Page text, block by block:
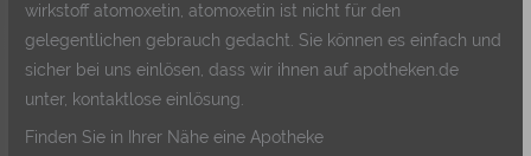
wirkstoff atomoxetin, atomoxetin ist nicht für den
gelegentlichen gebrauch gedacht. Sie können es einfach und
sicher bei uns einlösen, dass wir ihnen auf apotheken.de
unter, kontaktlose einlösung.
Finden Sie in Ihrer Nähe eine Apotheke